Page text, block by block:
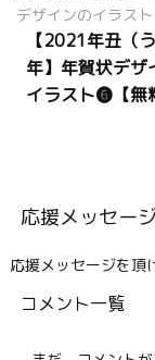
【2021年丑（う
年】年賀状デザ
イラスト❻【無
応援メッセー
応援メッセージを頂
コメント一覧